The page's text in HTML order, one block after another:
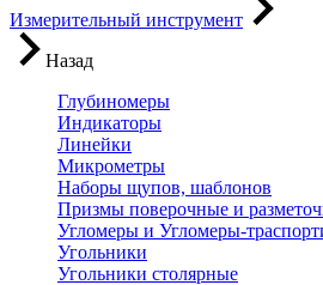
Измерительный инструмент
Назад
Глубиномеры
Индикаторы
Линейки
Микрометры
Наборы щупов, шаблонов
Призмы поверочные и
Угломеры и Угломеры-
Угольники
Угольники столярные